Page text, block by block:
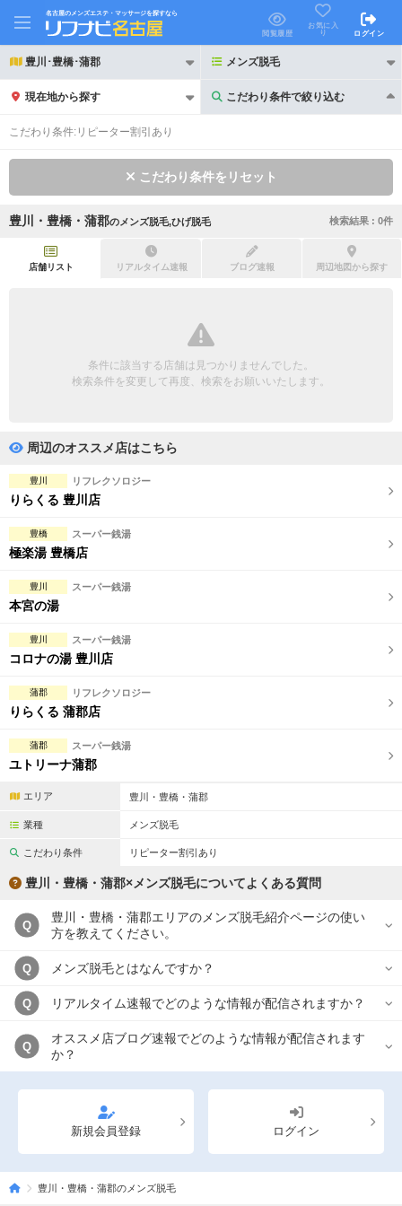
名古屋のメンズエステ・マッサージを探すなら
閲覧履歴
お気に入
り
ログイン
豊川･豊橋･蒲郡 メンズ脱毛
現在地から探す こだわり条件で絞り込む
こだわり条件で絞り込む
初回割引あり リピーター割引あり
団体様歓迎
ペアルームあり
フットバスあり
日本人スタッフのみ
スタッフ指名可
こだわり条件: リピーター割引あり
こだわり条件をリセット
豊川・豊橋・蒲郡の メンズ脱毛,ひげ脱毛 検索結果 : 0件
店舗リスト リアルタイム速報 ブログ速報 周辺地図から探す
条件に該当する店舗は見つかりませんでした。
検索条件を変更して再度、検索をお願いいたします。
周辺のオススメ店はこちら
豊川 リフレクソロジー
りらくる 豊川店
豊橋 スーパー銭湯
極楽湯 豊橋店
豊川 スーパー銭湯
本宮の湯
豊川 スーパー銭湯
コロナの湯 豊川店
蒲郡 リフレクソロジー
りらくる 蒲郡店
蒲郡 スーパー銭湯
ユトリーナ蒲郡
エリア 豊川・豊橋・蒲郡
業種 メンズ脱毛
こだわり条件 リピーター割引あり
豊川・豊橋・蒲郡×メンズ脱毛についてよくある質問
Q
豊川・豊橋・蒲郡エリアのメンズ脱毛紹介ページの使い
方を教えてください。
Q メンズ脱毛とはなんですか？
Q リアルタイム速報でどのような情報が配信されますか？
Q
オススメ店ブログ速報でどのような情報が配信されます
か？
新規会員登録 ログイン
豊川・豊橋・蒲郡のメンズ脱毛